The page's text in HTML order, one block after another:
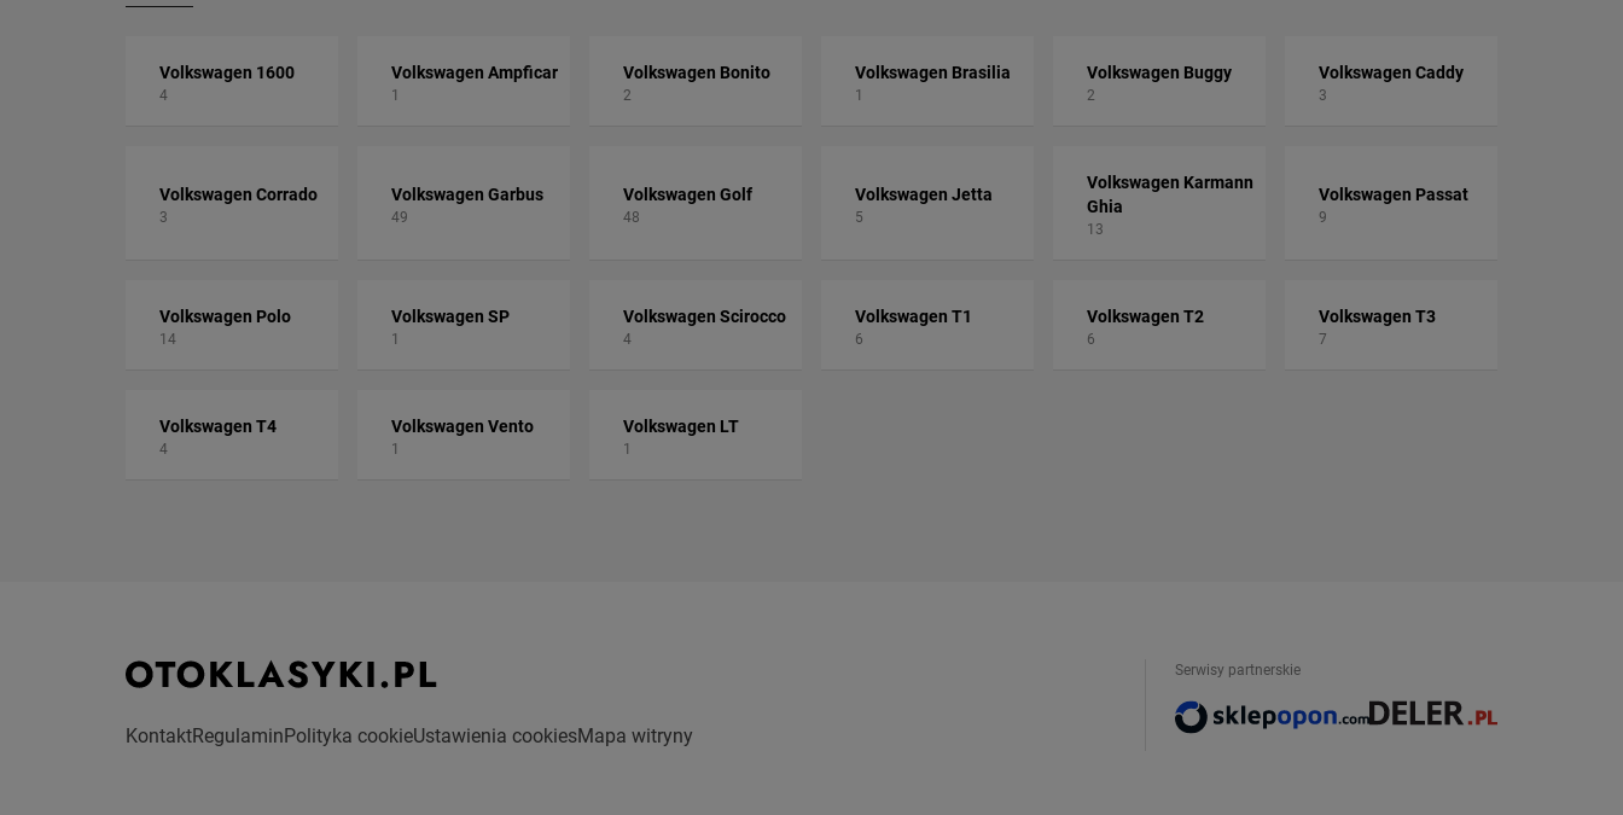
Volkswagen 1600
4
Volkswagen Ampficar
1
Volkswagen Bonito
2
Volkswagen Brasilia
1
Volkswagen Buggy
2
Volkswagen Caddy
3
Volkswagen Corrado
3
Volkswagen Garbus
49
Volkswagen Golf
48
Volkswagen Jetta
5
Volkswagen Karmann
Ghia
13
Volkswagen Passat
9
Volkswagen Polo
14
Volkswagen SP
1
Volkswagen Scirocco
4
Volkswagen T1
6
Volkswagen T2
6
Volkswagen T3
7
Volkswagen T4
4
Volkswagen Vento
1
Volkswagen LT
1
KontaktRegulaminPolityka cookieUstawienia cookiesMapa witryny
Serwisy partnerskie